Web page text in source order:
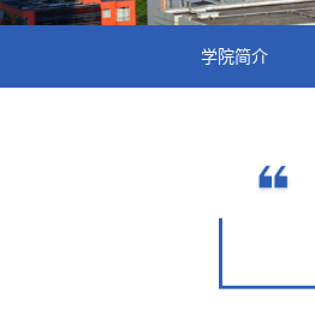
学院简介